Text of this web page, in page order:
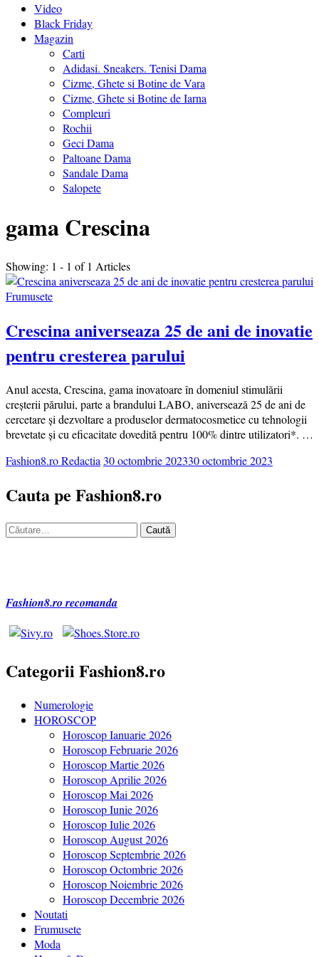
Video
Black Friday
Magazin
Carti
Adidasi. Sneakers. Tenisi Dama
Cizme, Ghete si Botine de Vara
Cizme, Ghete si Botine de Iarna
Compleuri
Rochii
Geci Dama
Paltoane Dama
Sandale Dama
Salopete
gama Crescina
Showing: 1 - 1 of 1 Articles
Frumusete
Crescina aniverseaza 25 de ani de inovatie
pentru cresterea parului
Anul acesta, Crescina, gama inovatoare în domeniul stimulării
creșterii părului, parte a brandului LABO, aniversează 25 de ani de
cercetare și dezvoltare a produselor dermatocosmetice cu tehnologii
brevetate și cu eficacitate dovedită pentru 100% dintre utilizatori*. …
Fashion8.ro Redactia30 octombrie 202330 octombrie 2023
Cauta pe Fashion8.ro
Caută
Fashion8.ro recomanda
Categorii Fashion8.ro
Numerologie
HOROSCOP
Horoscop Ianuarie 2026
Horoscop Februarie 2026
Horoscop Martie 2026
Horoscop Aprilie 2026
Horoscop Mai 2026
Horoscop Iunie 2026
Horoscop Iulie 2026
Horoscop August 2026
Horoscop Septembrie 2026
Horoscop Octombrie 2026
Horoscop Noiembrie 2026
Horoscop Decembrie 2026
Noutati
Frumusete
Moda